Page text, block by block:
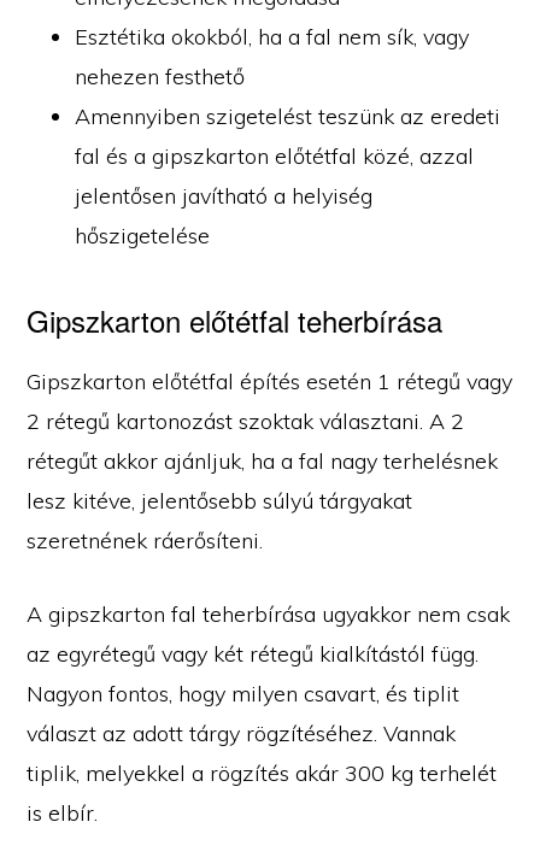
Esztétika okokból, ha a fal nem sík, vagy
nehezen festhető
Amennyiben szigetelést teszünk az eredeti
fal és a gipszkarton előtétfal közé, azzal
jelentősen javítható a helyiség
hőszigetelése
Gipszkarton előtétfal teherbírása
Gipszkarton előtétfal építés esetén 1 rétegű vagy
2 rétegű kartonozást szoktak választani. A 2
rétegűt akkor ajánljuk, ha a fal nagy terhelésnek
lesz kitéve, jelentősebb súlyú tárgyakat
szeretnének ráerősíteni.
A gipszkarton fal teherbírása ugyakkor nem csak
az egyrétegű vagy két rétegű kialkítástól függ.
Nagyon fontos, hogy milyen csavart, és tiplit
választ az adott tárgy rögzítéséhez. Vannak
tiplik, melyekkel a rögzítés akár 300 kg terhelét
is elbír.